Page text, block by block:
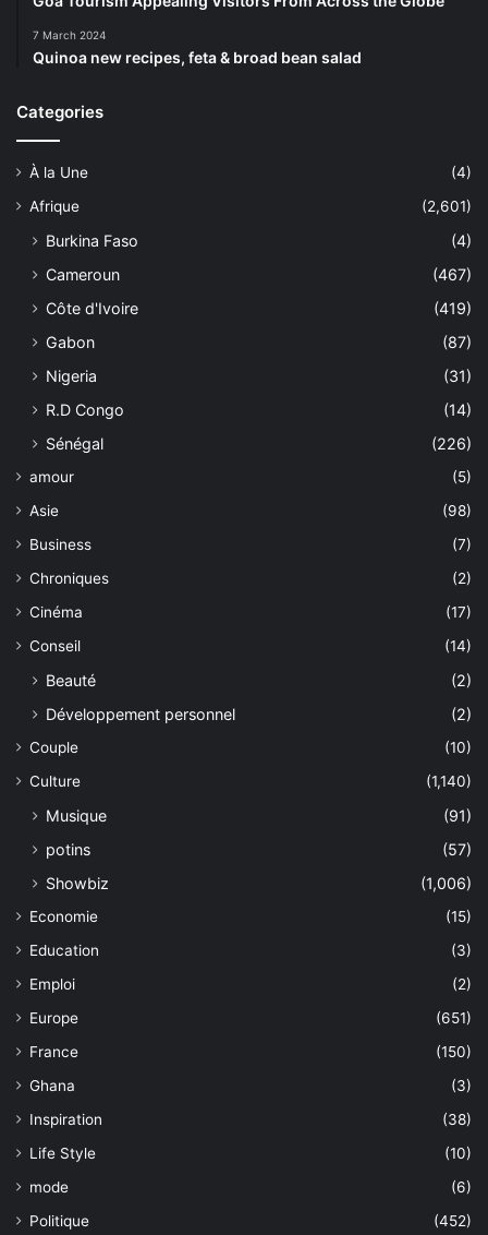
7 March 2024
Quinoa new recipes, feta & broad bean salad
Categories
À la Une
(4)
Afrique
(2,601)
Burkina Faso
(4)
Cameroun
(467)
Côte d'Ivoire
(419)
Gabon
(87)
Nigeria
(31)
R.D Congo
(14)
Sénégal
(226)
amour
(5)
Asie
(98)
Business
(7)
Chroniques
(2)
Cinéma
(17)
Conseil
(14)
Beauté
(2)
Développement personnel
(2)
Couple
(10)
Culture
(1,140)
Musique
(91)
potins
(57)
Showbiz
(1,006)
Economie
(15)
Education
(3)
Emploi
(2)
Europe
(651)
France
(150)
Ghana
(3)
Inspiration
(38)
Life Style
(10)
mode
(6)
Politique
(452)